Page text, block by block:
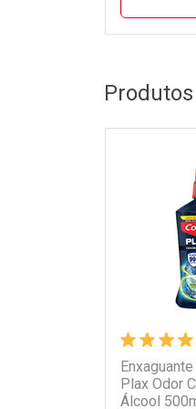
Ativar
Por
Plax Odor
Álcool